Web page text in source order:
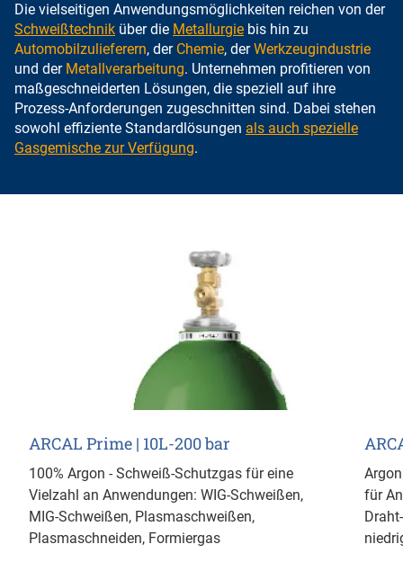
Die vielseitigen Anwendungsmöglichkeiten reichen von der
Schweißtechnik über die Metallurgie bis hin zu
Automobilzulieferern, der Chemie, derWerkzeugindustrie
und der Metallverarbeitung. Unternehmen profitieren von
maßgeschneiderten Lösungen, die speziell auf ihre
Prozess-Anforderungen zugeschnitten sind. Dabei stehen
sowohl effiziente Standardlösungen als auch spezielle
Gasgemische zur Verfügung.
ARCAL Prime | 10L-200 bar
100% Argon - Schweiß-Schutzgas für eine
Vielzahl an Anwendungen: WIG-Schweißen,
MIG-Schweißen, Plasmaschweißen,
Plasmaschneiden, Formiergas
für